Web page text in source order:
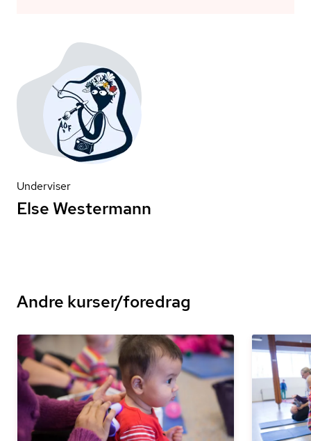
Underviser
Else Westermann
Andre kurser/foredrag